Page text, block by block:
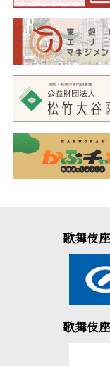
歌舞伎
歌舞伎